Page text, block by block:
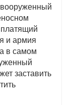
и армия
в самом
заставить